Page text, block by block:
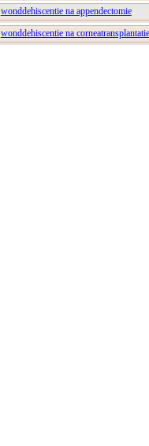
wonddehiscentie na appendectomie
wonddehiscentie na corneatransplantatie